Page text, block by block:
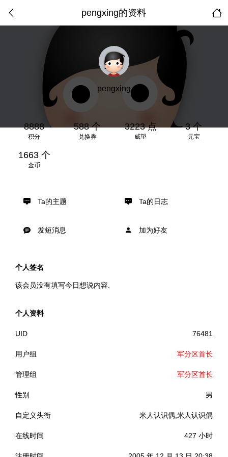
pengxing的资料
pengxing
8888
积分
588 个
兑换券
3223 点
威望
3 个
元宝
1663 个
金币
Ta的主题 Ta的日志
发短消息 加为好友
个人签名
该会员没有填写今日想说内容.
个人资料
UID 76481
用户组 军分区首长
管理组 军分区首长
性别 男
自定义头衔 米人认识偶,米人认识偶
在线时间 427 小时